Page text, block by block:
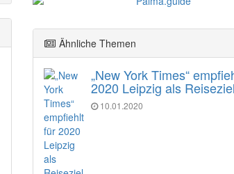
Ähnliche Themen
„New York Times“
2020 Leipzig als Reiseziel
10.01.2020